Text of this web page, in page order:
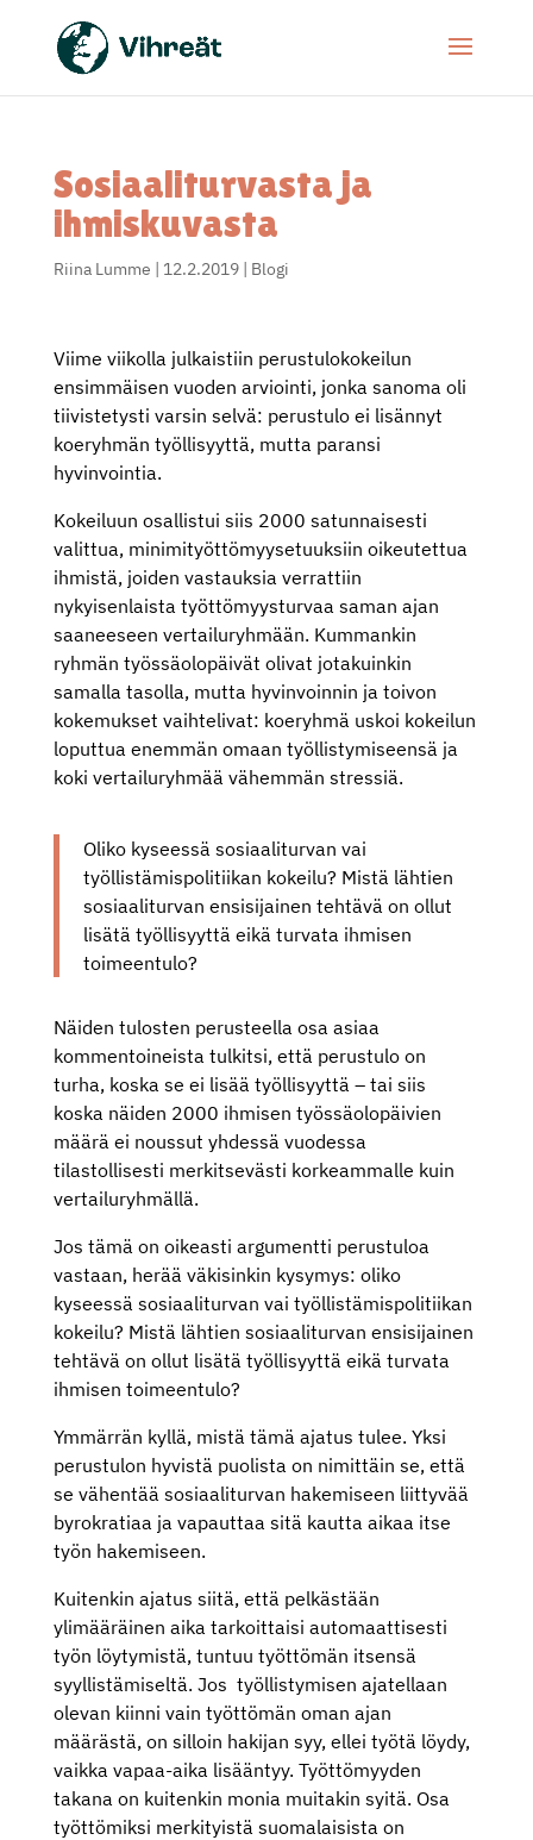
Sosiaaliturvasta ja
ihmiskuvasta
Riina Lumme | 12.2.2019| Blogi
Viime viikolla julkaistiin perustulokokeilun
ensimmäisen vuoden arviointi, jonka sanoma oli
tiivistetysti varsin selvä: perustulo ei lisännyt
koeryhmän työllisyyttä, mutta paransi
hyvinvointia.
Kokeiluun osallistui siis 2000 satunnaisesti
valittua, minimityöttömyysetuuksiin oikeutettua
ihmistä, joiden vastauksia verrattiin
nykyisenlaista työttömyysturvaa saman ajan
saaneeseen vertailuryhmään. Kummankin
ryhmän työssäolopäivät olivat jotakuinkin
samalla tasolla, mutta hyvinvoinnin ja toivon
kokemukset vaihtelivat: koeryhmä uskoi kokeilun
loputtua enemmän omaan työllistymiseensä ja
koki vertailuryhmää vähemmän stressiä.
Oliko kyseessä sosiaaliturvan vai
työllistämispolitiikan kokeilu? Mistä lähtien
sosiaaliturvan ensisijainen tehtävä on ollut
lisätä työllisyyttä eikä turvata ihmisen
toimeentulo?
Näiden tulosten perusteella osa asiaa
kommentoineista tulkitsi, että perustulo on
turha, koska se ei lisää työllisyyttä – tai siis
koska näiden 2000 ihmisen työssäolopäivien
määrä ei noussut yhdessä vuodessa
tilastollisesti merkitsevästi korkeammalle kuin
vertailuryhmällä.
Jos tämä on oikeasti argumentti perustuloa
vastaan, herää väkisinkin kysymys: oliko
kyseessä sosiaaliturvan vai työllistämispolitiikan
kokeilu? Mistä lähtien sosiaaliturvan ensisijainen
tehtävä on ollut lisätä työllisyyttä eikä turvata
ihmisen toimeentulo?
Ymmärrän kyllä, mistä tämä ajatus tulee. Yksi
perustulon hyvistä puolista on nimittäin se, että
se vähentää sosiaaliturvan hakemiseen liittyvää
byrokratiaa ja vapauttaa sitä kautta aikaa itse
työn hakemiseen.
Kuitenkin ajatus siitä, että pelkästään
ylimääräinen aika tarkoittaisi automaattisesti
työn löytymistä, tuntuu työttömän itsensä
syyllistämiseltä. Jos työllistymisen ajatellaan
olevan kiinni vain työttömän oman ajan
määrästä, on silloin hakijan syy, ellei työtä löydy,
vaikka vapaa-aika lisääntyy. Työttömyyden
takana on kuitenkin monia muitakin syitä. Osa
työttömiksi merkityistä suomalaisista on